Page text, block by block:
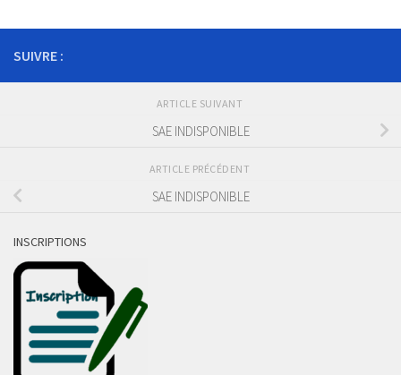
SUIVRE :
ARTICLE SUIVANT
SAE INDISPONIBLE
ARTICLE PRÉCÉDENT
SAE INDISPONIBLE
INSCRIPTIONS